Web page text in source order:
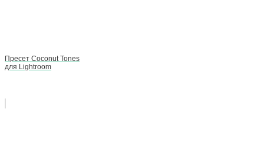
Пресет Coconut Tones
для Lightroom